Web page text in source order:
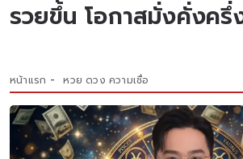
รวยขึ้น โอกาสมั่งคั่งค
หน้าแรก หวย ดวง ความเชื่อ